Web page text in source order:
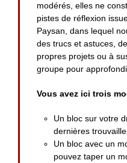
modérés, elles ne
pistes de réflexion
Paysan, dans lequel
des trucs et astuces,
propres projets ou à
groupe pour
Vous avez ici trois
Un bloc sur votre
dernières
Un bloc avec un
pouvez taper un